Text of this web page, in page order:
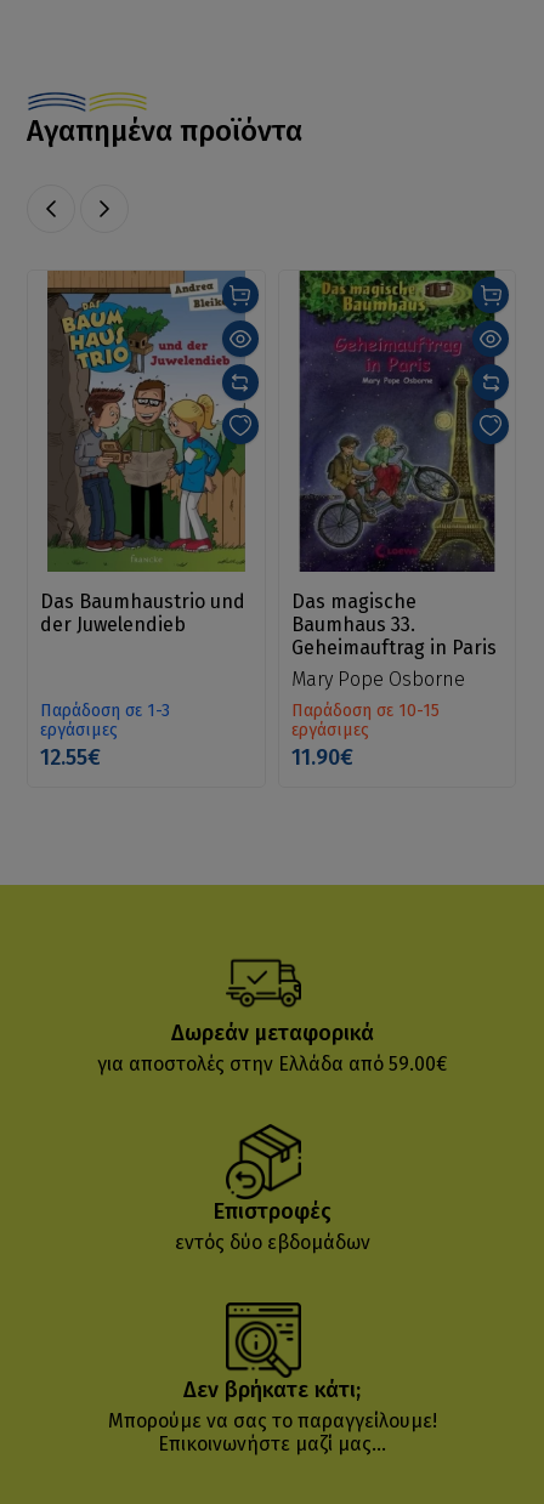
Αγαπημένα προϊόντα
Das Baumhaustrio und
der Juwelendieb
Παράδοση σε 1-3
εργάσιμες
12.55€
Das magische
Baumhaus 33.
Geheimauftrag in Paris
Mary Pope Osborne
Παράδοση σε 10-15
εργάσιμες
11.90€
Δωρεάν μεταφορικά
για αποστολές στην Ελλάδα από 59.00€
Επιστροφές
εντός δύο εβδομάδων
Δεν βρήκατε κάτι;
Μπορούμε να σας το παραγγείλουμε!
Επικοινωνήστε μαζί μας...